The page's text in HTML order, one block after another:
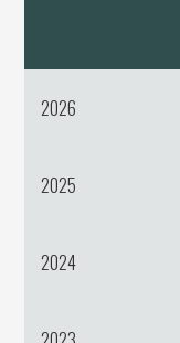
2026
2025
2024